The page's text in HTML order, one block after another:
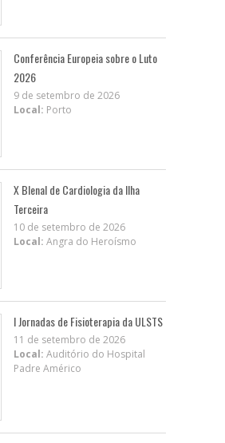
Conferência Europeia sobre o Luto
2026
9 de setembro de 2026
Local: Porto
X BIenal de Cardiologia da Ilha
Terceira
10 de setembro de 2026
Local: Angra do Heroísmo
I Jornadas de Fisioterapia da ULSTS
11 de setembro de 2026
Local: Auditório do Hospital
Padre Américo